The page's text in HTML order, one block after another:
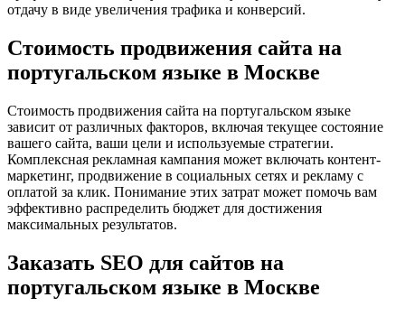
отдачу в виде увеличения трафика и конверсий.
Стоимость продвижения сайта на
португальском языке в Москве
Стоимость продвижения сайта на португальском языке
зависит от различных факторов, включая текущее состояние
вашего сайта, ваши цели и используемые стратегии.
Комплексная рекламная кампания может включать контент-
маркетинг, продвижение в социальных сетях и рекламу с
оплатой за клик. Понимание этих затрат может помочь вам
эффективно распределить бюджет для достижения
максимальных результатов.
Заказать SEO для сайтов на
португальском языке в Москве